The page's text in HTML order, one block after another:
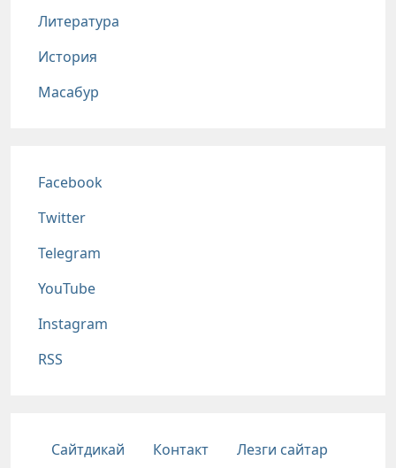
Литература
История
Масабур
Соц сети
Facebook
Twitter
Telegram
YouTube
Instagram
RSS
Подвал
Сайтдикай Контакт Лезги сайтар